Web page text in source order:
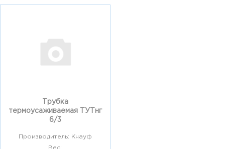
Трубка
термоусаживаемая ТУТнг
6/3
Производитель: Кнауф
Вес: